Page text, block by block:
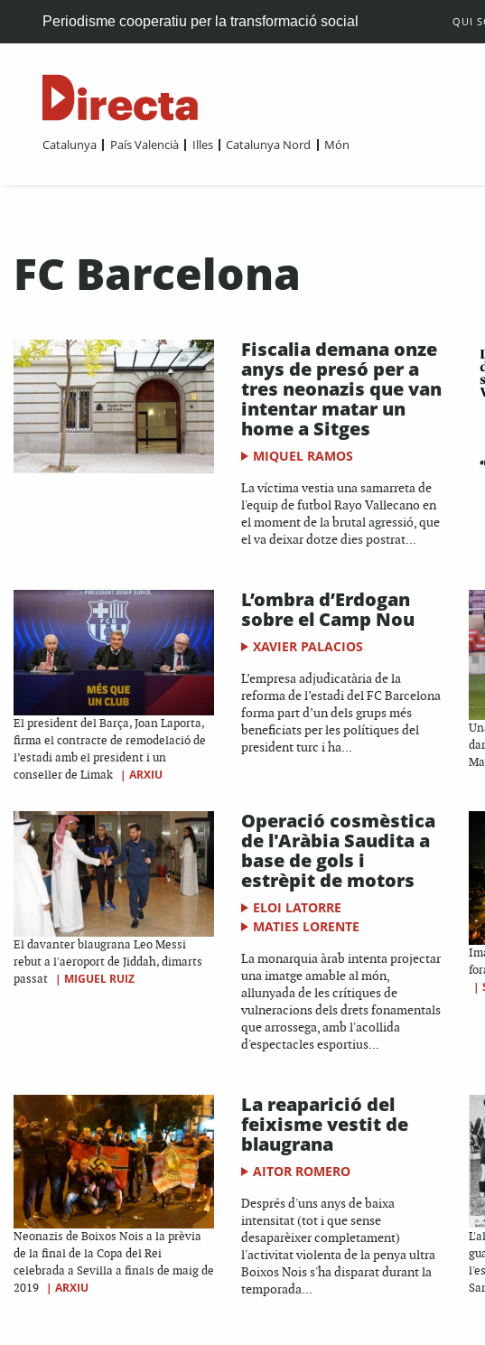
Periodisme cooperatiu per la transformació social QUI
Catalunya País Valencià Illes Catalunya Nord Món
FC Barcelona
Fiscalia demana onze
anys de presó per a
tres neonazis que van
intentar matar un
home a Sitges
MIQUEL RAMOS
La víctima vestia una samarreta de
l'equip de futbol Rayo Vallecano en
el moment de la brutal agressió, que
el va deixar dotze dies postrat...
El president del Barça, Joan Laporta,
firma el contracte de remodelació de
l’estadi amb el president i un
conseller de Limak
| ARXIU
L’ombra d’Erdogan
sobre el Camp Nou
XAVIER PALACIOS
L’empresa adjudicatària de la
reforma de l’estadi del FC Barcelona
forma part d’un dels grups més
beneficiats per les polítiques del
president turc i ha...
El davanter blaugrana Leo Messi
rebut a l'aeroport de Jiddah, dimarts
passat
| MIGUEL RUIZ
Operació cosmèstica
de l'Aràbia Saudita a
base de gols i
estrèpit de motors
ELOI LATORRE
MATIES LORENTE
La monarquia àrab intenta projectar
una imatge amable al món,
allunyada de les crítiques de
vulneracions dels drets fonamentals
que arrossega, amb l'acollida
d'espectacles esportius...
|
Neonazis de Boixos Nois a la prèvia
de la final de la Copa del Rei
celebrada a Sevilla a finals de maig de
2019
| ARXIU
La reaparició del
feixisme vestit de
blaugrana
AITOR ROMERO
Després d'uns anys de baixa
intensitat (tot i que sense
desaparèixer completament)
l'activitat violenta de la penya ultra
Boixos Nois s'ha disparat durant la
temporada...